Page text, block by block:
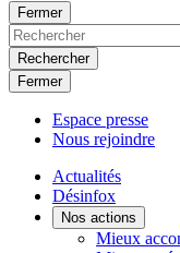
Fermer
Rechercher
Fermer
Espace presse
Nous rejoindre
Actualités
Désinfox
Nos actions
Mieux